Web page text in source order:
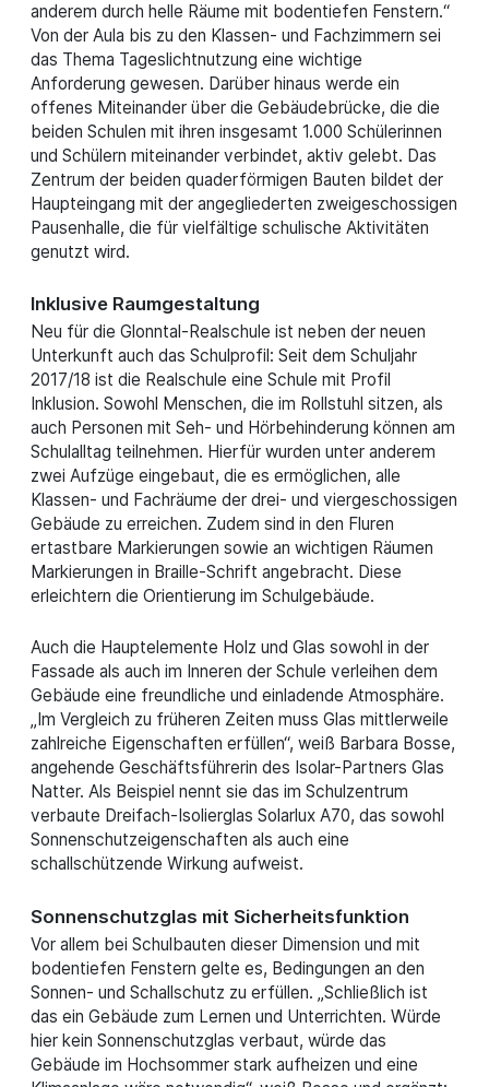
anderem durch helle Räume mit bodentiefen Fenstern.“
Von der Aula bis zu den Klassen- und Fachzimmern sei
das Thema Tageslichtnutzung eine wichtige
Anforderung gewesen. Darüber hinaus werde ein
offenes Miteinander über die Gebäudebrücke, die die
beiden Schulen mit ihren insgesamt 1.000 Schülerinnen
und Schülern miteinander verbindet, aktiv gelebt. Das
Zentrum der beiden quaderförmigen Bauten bildet der
Haupteingang mit der angegliederten zweigeschossigen
Pausenhalle, die für vielfältige schulische Aktivitäten
genutzt wird.
Inklusive Raumgestaltung
Neu für die Glonntal-Realschule ist neben der neuen
Unterkunft auch das Schulprofil: Seit dem Schuljahr
2017/18 ist die Realschule eine Schule mit Profil
Inklusion. Sowohl Menschen, die im Rollstuhl sitzen, als
auch Personen mit Seh- und Hörbehinderung können am
Schulalltag teilnehmen. Hierfür wurden unter anderem
zwei Aufzüge eingebaut, die es ermöglichen, alle
Klassen- und Fachräume der drei- und viergeschossigen
Gebäude zu erreichen. Zudem sind in den Fluren
ertastbare Markierungen sowie an wichtigen Räumen
Markierungen in Braille-Schrift angebracht. Diese
erleichtern die Orientierung im Schulgebäude.
Auch die Hauptelemente Holz und Glas sowohl in der
Fassade als auch im Inneren der Schule verleihen dem
Gebäude eine freundliche und einladende Atmosphäre.
„Im Vergleich zu früheren Zeiten muss Glas mittlerweile
zahlreiche Eigenschaften erfüllen“, weiß Barbara Bosse,
angehende Geschäftsführerin des Isolar-Partners Glas
Natter. Als Beispiel nennt sie das im Schulzentrum
verbaute Dreifach-Isolierglas Solarlux A70, das sowohl
Sonnenschutzeigenschaften als auch eine
schallschützende Wirkung aufweist.
Sonnenschutzglas mit Sicherheitsfunktion
Vor allem bei Schulbauten dieser Dimension und mit
bodentiefen Fenstern gelte es, Bedingungen an den
Sonnen- und Schallschutz zu erfüllen. „Schließlich ist
das ein Gebäude zum Lernen und Unterrichten. Würde
hier kein Sonnenschutzglas verbaut, würde das
Gebäude im Hochsommer stark aufheizen und eine